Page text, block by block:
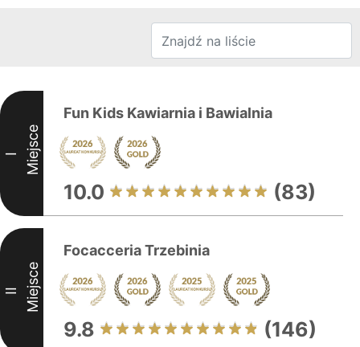
I Miejsce
Fun Kids Kawiarnia i Bawialnia
10.0 (83)
II Miejsce
Focacceria Trzebinia
9.8 (146)